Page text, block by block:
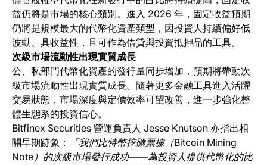
益仍將是市場的核心類別。進入 2026 年，固定收益預期
仍將是規模最大的代幣化資產類型，因投資人持續偏好低
波動、具收益性，且可作為借貸與投資抵押品的工具。
次級市場流動性出現實質成長
公、私部門代幣化資產的發行量同步增加，預期將帶動次
級市場流動性出現實質成長。隨著更多金融工具進入活躍
交易狀態，市場深度與定價效率可望改善，進一步強化整
體生態系的投資信心。
Bitfinex Securities 營運負責人 Jesse Knutson 亦指出相
關早期跡象：
「我們比特幣挖礦票據（Bitcoin Mining
Note）的次級市場發行成功——為投資人提供代幣化的比